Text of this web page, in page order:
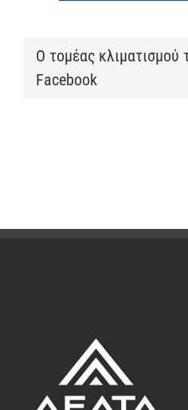
Ο τομέας κλιματισμού
Facebook